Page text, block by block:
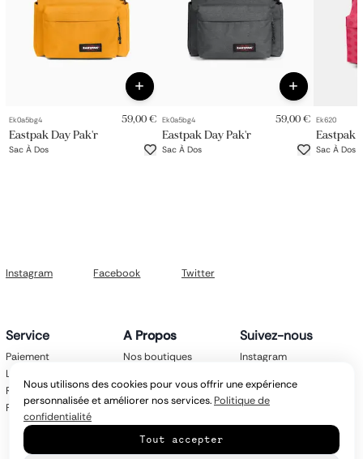
Ek0a5bg4 59,00 €
Eastpak Day Pak'r
Sac À Dos
Ek0a5bg4 59,00 €
Eastpak Day Pak'r
Sac À Dos
Ek620
Eastpak
Sac À Dos
Instagram Facebook Twitter
Service
Paiement
Livraison
Retours
FAQ
A Propos
Nos boutiques
Mentions légales
CGV
Politique de
confidentialité
Suivez-nous
Instagram
Twitter
Nous utilisons des cookies pour vous offrir une expérience
personnalisée et améliorer nos services. Politique de
confidentialité
Tout accepter